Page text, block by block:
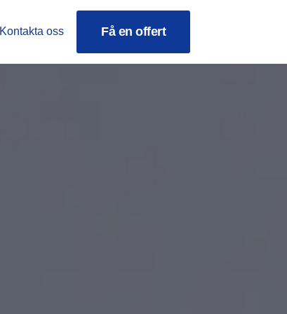
Kontakta oss Få en offert